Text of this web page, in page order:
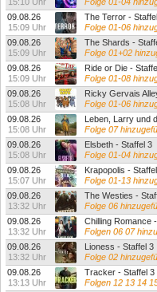
09.08.26
15:09 Uhr
The Terror -
Folge 01-06
09.08.26
15:09 Uhr
The Shards -
Folge 01+02
09.08.26
15:09 Uhr
Ride or Die -
Folge 01-08
09.08.26
15:08 Uhr
Ricky Gervais
Folge 01-06
09.08.26
15:08 Uhr
Leben, Larry und
Folge 07
09.08.26
15:08 Uhr
Elsbeth - Staffel 3
Folge 01-04
09.08.26
15:07 Uhr
Krapopolis -
Folge 01-13
09.08.26
13:32 Uhr
The Westies -
Folge 06
09.08.26
13:32 Uhr
Chilling Romance
Folgen 06 07
09.08.26
13:32 Uhr
Lioness - Staffel 3
Folge 02
09.08.26
13:13 Uhr
Tracker - Staffel 3
Folgen 12 13 14